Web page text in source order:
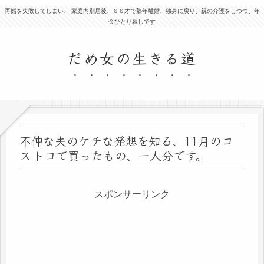
再婚を失敗してしまい、 家庭内別居後、６６才で塾年離婚、独身に戻り、親の介護をしつつ、年
金ひとり暮しです
だめ女の生きる道
不仲な夫のケチな発想を知る、11月のコ
ストコで買ったもの、一人分です。
スポンサーリンク